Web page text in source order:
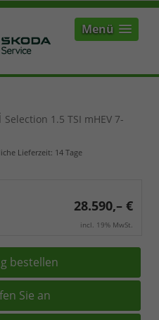
Menü
Selection 1.5 TSI mHEV 7-
Lieferzeit: 14 Tage
28.590,– €
incl. 19% MwSt.
bestellen
Sie an